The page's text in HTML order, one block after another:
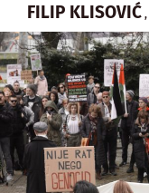
FILIP KLISOVIĆ ,